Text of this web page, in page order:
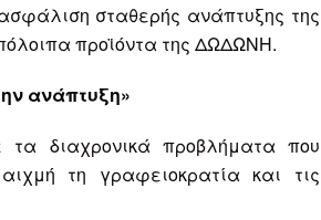
σταθερής ανάπτυξης της
προϊόντα της ΔΩΔΩΝΗ.
ανάπτυξη»
διαχρονικά προβλήματα που
τη γραφειοκρατία και τις